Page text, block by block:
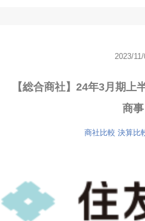
2023/11/
【総合商社】24年3月期
商事
商社比較 決算比